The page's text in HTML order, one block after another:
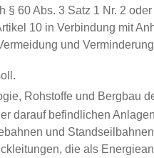
§ 60 Abs. 3 Satz 1 Nr. 2
10 in Verbindung mit
und
Rohstoffe und Bergbau
darauf befindlichen
und
die als